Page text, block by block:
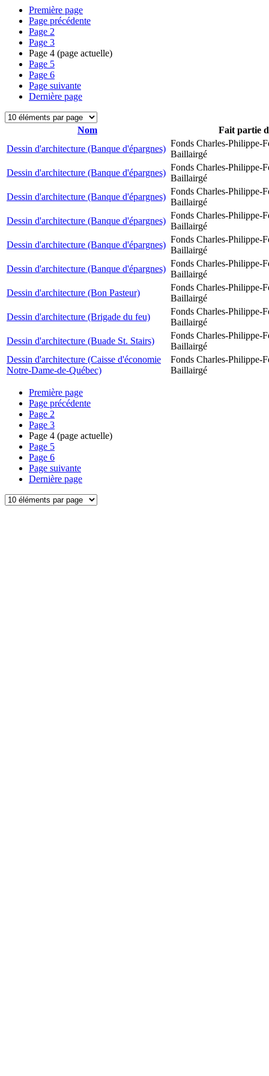
Première page
Page précédente
Page 2
Page 3
Page 4 (page actuelle)
Page 5
Page 6
Page suivante
Dernière page
Nom
Fait partie
Dessin d'architecture (Banque d'épargnes)
Fonds Charles-Philippe-
Baillairgé
Dessin d'architecture (Banque d'épargnes)
Fonds Charles-Philippe-
Baillairgé
Dessin d'architecture (Banque d'épargnes)
Fonds Charles-Philippe-
Baillairgé
Dessin d'architecture (Banque d'épargnes)
Fonds Charles-Philippe-
Baillairgé
Dessin d'architecture (Banque d'épargnes)
Fonds Charles-Philippe-
Baillairgé
Dessin d'architecture (Banque d'épargnes)
Fonds Charles-Philippe-
Baillairgé
Dessin d'architecture (Bon Pasteur)
Fonds Charles-Philippe-
Baillairgé
Dessin d'architecture (Brigade du feu)
Fonds Charles-Philippe-
Baillairgé
Dessin d'architecture (Buade St. Stairs)
Fonds Charles-Philippe-
Baillairgé
Dessin d'architecture (Caisse d'économie
Notre-Dame-de-Québec)
Fonds Charles-Philippe-
Baillairgé
Première page
Page précédente
Page 2
Page 3
Page 4 (page actuelle)
Page 5
Page 6
Page suivante
Dernière page